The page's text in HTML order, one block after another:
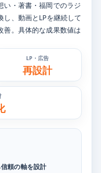
い・著書・福岡でのラジ
し、動画とLPを継続して
善。具体的な成果数値は
LP・広告
再設計
頼の軸を設計